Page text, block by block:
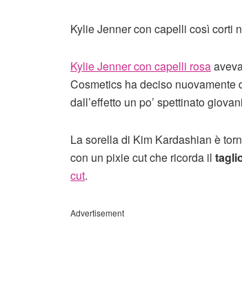
Kylie Jenner con capelli così corti
Kylie Jenner con capelli rosa
Cosmetics ha deciso nuovamente
dall’effetto un po’ spettinato
La sorella di Kim Kardashian è
con un pixie cut che ricorda il
cut.
Advertisement